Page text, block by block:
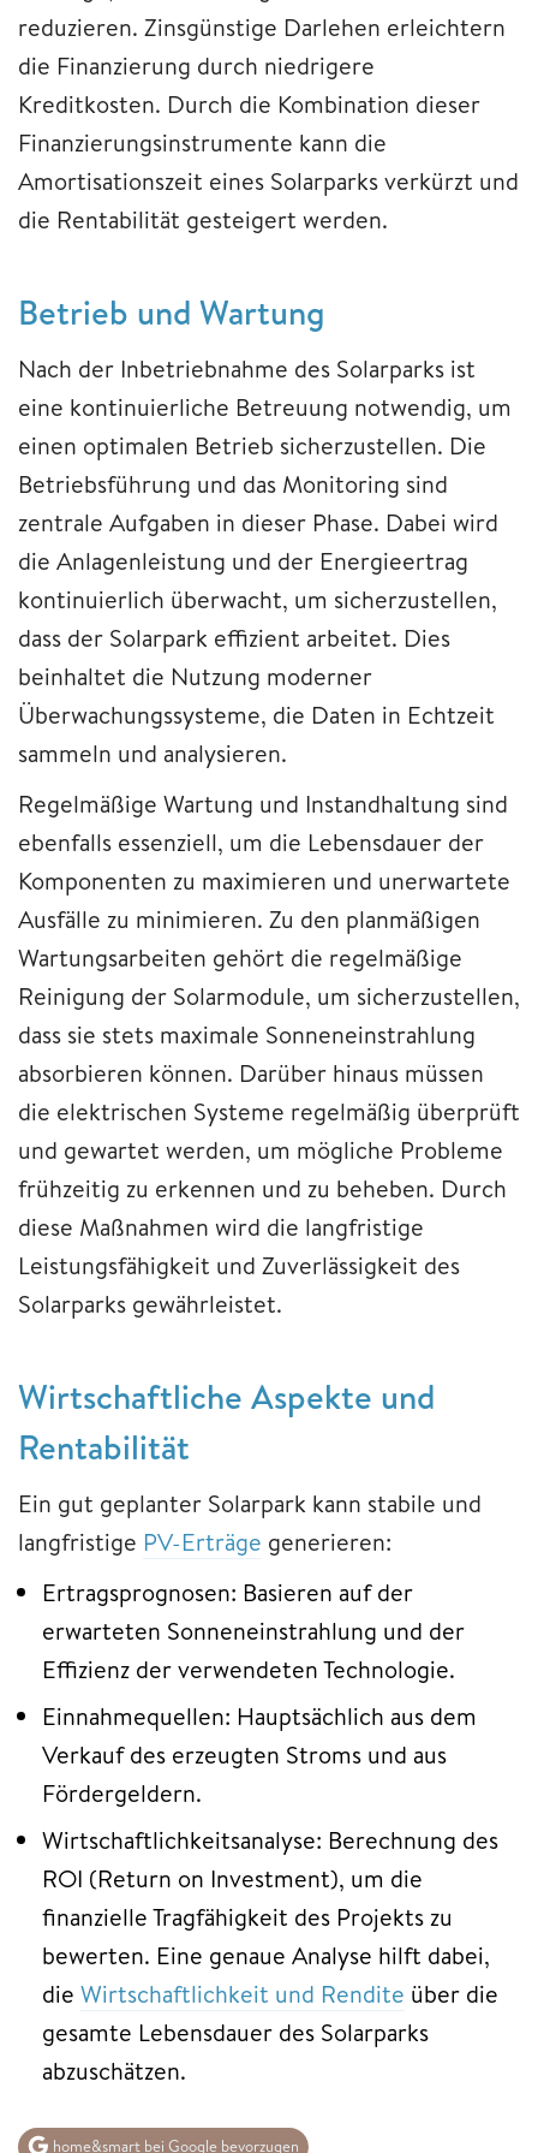
reduzieren. Zinsgünstige Darlehen erleichtern
die Finanzierung durch niedrigere
Kreditkosten. Durch die Kombination dieser
Finanzierungsinstrumente kann die
Amortisationszeit eines Solarparks verkürzt und
die Rentabilität gesteigert werden.
Betrieb und Wartung
Nach der Inbetriebnahme des Solarparks ist
eine kontinuierliche Betreuung notwendig, um
einen optimalen Betrieb sicherzustellen. Die
Betriebsführung und das Monitoring sind
zentrale Aufgaben in dieser Phase. Dabei wird
die Anlagenleistung und der Energieertrag
kontinuierlich überwacht, um sicherzustellen,
dass der Solarpark effizient arbeitet. Dies
beinhaltet die Nutzung moderner
Überwachungssysteme, die Daten in Echtzeit
sammeln und analysieren.
Regelmäßige Wartung und Instandhaltung sind
ebenfalls essenziell, um die Lebensdauer der
Komponenten zu maximieren und unerwartete
Ausfälle zu minimieren. Zu den planmäßigen
Wartungsarbeiten gehört die regelmäßige
Reinigung der Solarmodule, um sicherzustellen,
dass sie stets maximale Sonneneinstrahlung
absorbieren können. Darüber hinaus müssen
die elektrischen Systeme regelmäßig überprüft
und gewartet werden, um mögliche Probleme
frühzeitig zu erkennen und zu beheben. Durch
diese Maßnahmen wird die langfristige
Leistungsfähigkeit und Zuverlässigkeit des
Solarparks gewährleistet.
Wirtschaftliche Aspekte und
Rentabilität
Ein gut geplanter Solarpark kann stabile und
langfristige PV-Erträge generieren:
Ertragsprognosen: Basieren auf der
erwarteten Sonneneinstrahlung und der
Effizienz der verwendeten Technologie.
Einnahmequellen: Hauptsächlich aus dem
Verkauf des erzeugten Stroms und aus
Fördergeldern.
Wirtschaftlichkeitsanalyse: Berechnung des
ROI (Return on Investment), um die
finanzielle Tragfähigkeit des Projekts zu
bewerten. Eine genaue Analyse hilft dabei,
die Wirtschaftlichkeit und Rendite über die
gesamte Lebensdauer des Solarparks
abzuschätzen.
home&smart bei Google bevorzugen